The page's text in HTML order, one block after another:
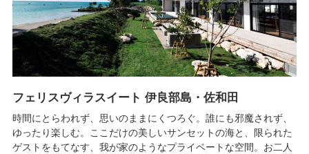
フェリスヴィラスイート 伊良部島・佐和田
時間にとらわれず、思いのままにくつろぐ。誰にも邪魔されず、
ゆったり楽しむ。ここだけの美しいサンセットの海と、限られた
ゲストをもてなす、我が家のようなプライベートな空間。お二人